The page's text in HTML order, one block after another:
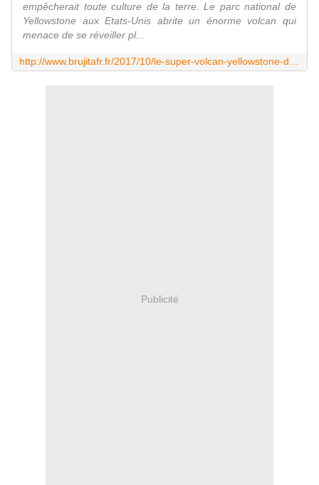
empêcherait toute culture de la terre. Le parc national de
Yellowstone aux Etats-Unis abrite un énorme volcan qui
menace de se réveiller pl...
Publicité